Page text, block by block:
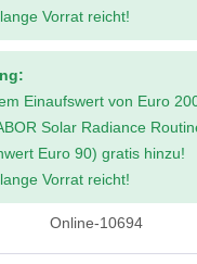
Vorrat reicht!
Einaufswert von Euro
Solar Radiance
Euro 90) gratis hinzu!
Vorrat reicht!
Online-10694